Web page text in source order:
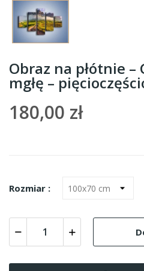
Obraz na płótnie
mgłę –
180,00 zł
Rozmiar :